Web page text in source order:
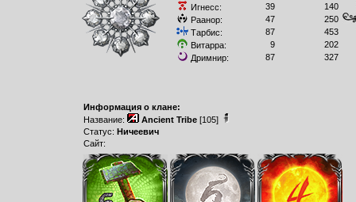
Игнесс:
39
140
Раанор:
47
250
Тарбис:
87
453
Витарра:
9
202
Дримнир:
87 327
Информация о клане:
Название:
Ancient Tribe[105]
Статус: Ничеевич
Сайт: